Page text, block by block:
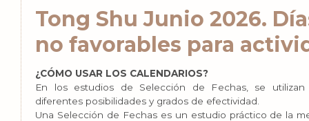
Tong Shu Junio 2026.
no favorables para
¿CÓMO USAR LOS CALENDARIOS?
En los estudios de Selección de Fechas, se
diferentes posibilidades y grados de efectividad.
Una Selección de Fechas es un estudio práctico de la